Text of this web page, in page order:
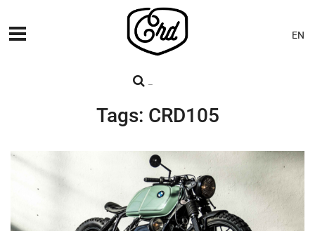
MÁQUINAS
CONTACTO
EN
Tags: CRD105